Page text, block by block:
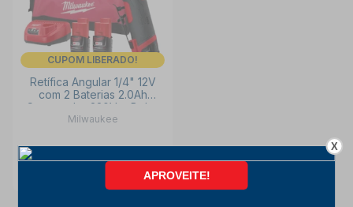
CUPOM LIBERADO!
Retífica Angular 1/4" 12V
com 2 Baterias 2.0Ah
Carregador 220V e Bolsa
2486-259N MILWAUKEE
Milwaukee
INDISPONÍVEL
X